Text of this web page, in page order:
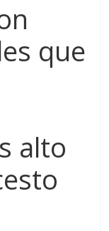
que
alto